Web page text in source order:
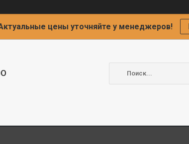
цены уточняйте у менеджеров!